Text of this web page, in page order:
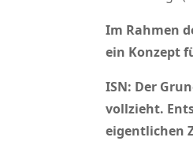
Im Rahmen
ein Konzept
ISN: Der
vollzieht.
eigentlichen